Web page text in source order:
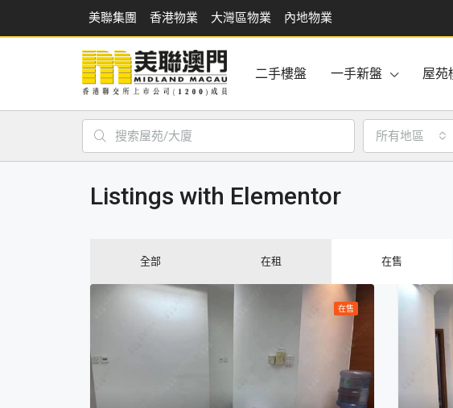
美聯集團 香港物業 大灣區物業 內地物業
二手樓盤 一手新盤 屋苑
所有地區
Listings with Elementor
全部 在租 在售
在售